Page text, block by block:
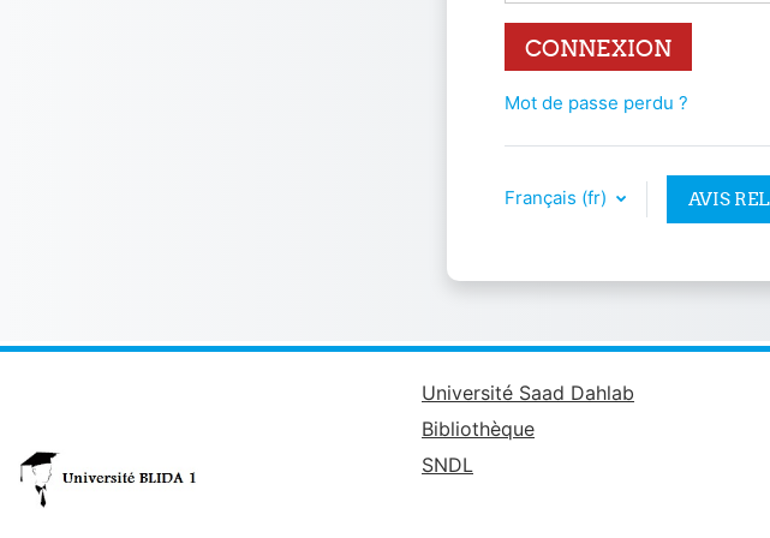
CONNEXION
Mot de passe perdu ?
Français ‎(fr)‎ AVIS
Université Saad Dahlab
Bibliothèque
SNDL